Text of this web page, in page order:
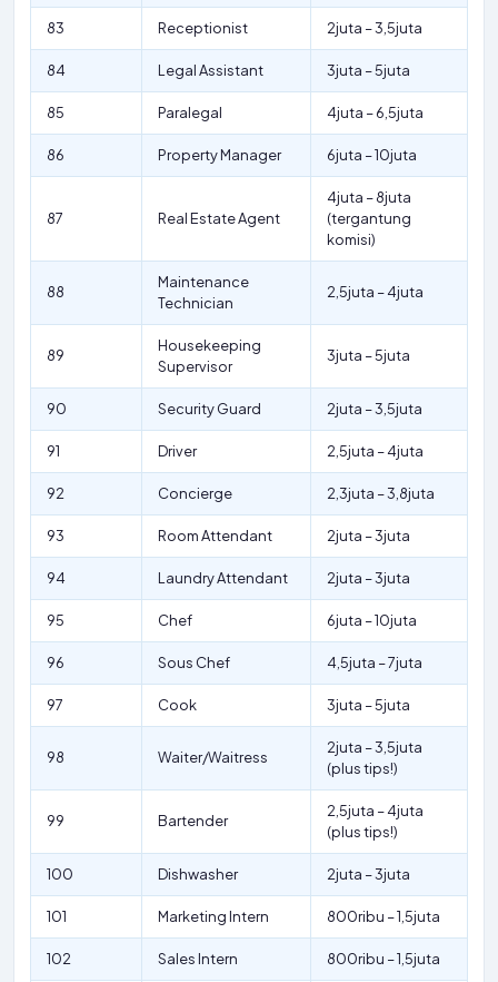
83 Receptionist 2juta – 3,5juta
84 Legal Assistant 3juta – 5juta
85 Paralegal 4juta – 6,5juta
86 Property Manager 6juta – 10juta
87 Real Estate Agent
4juta – 8juta
(tergantung
komisi)
88
Maintenance
Technician
2,5juta – 4juta
89
Housekeeping
Supervisor
3juta – 5juta
90 Security Guard 2juta – 3,5juta
91 Driver 2,5juta – 4juta
92 Concierge 2,3juta – 3,8juta
93 Room Attendant 2juta – 3juta
94 Laundry Attendant 2juta – 3juta
95 Chef 6juta – 10juta
96 Sous Chef 4,5juta – 7juta
97 Cook 3juta – 5juta
98 Waiter/Waitress
2juta – 3,5juta
(plus tips!)
99 Bartender
2,5juta – 4juta
(plus tips!)
100 Dishwasher 2juta – 3juta
101 Marketing Intern 800ribu – 1,5juta
102 Sales Intern 800ribu – 1,5juta